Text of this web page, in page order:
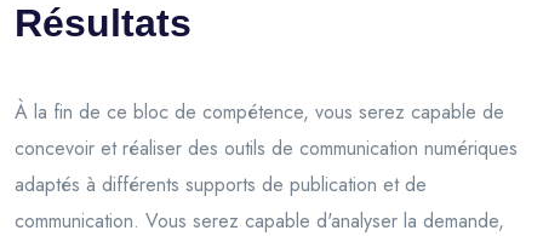
Résultats
À la fin de ce bloc de compétence, vous serez capable de
concevoir et réaliser des outils de communication numériques
adaptés à différents supports de publication et de
communication. Vous serez capable d'analyser la demande,